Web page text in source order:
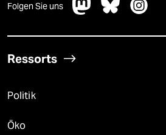
Folgen Sie uns
Ressorts
Politik
Öko